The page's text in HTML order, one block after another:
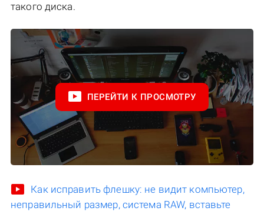
такого диска.
ПЕРЕЙТИ К ПРОСМОТРУ
Как исправить флешку: не видит компьютер,
неправильный размер, система RAW, вставьте